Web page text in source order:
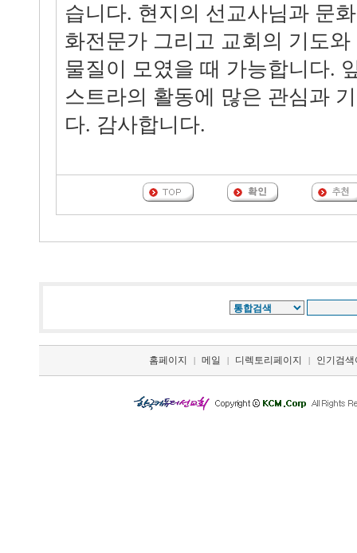
습니다. 현지의 선교사님과 문
화전문가 그리고 교회의 기도
물질이 모였을 때 가능합니다.
스트라의 활동에 많은 관심과
다. 감사합니다.
홈페이지 | 메일 | 디렉토리페이지 | 인기검색